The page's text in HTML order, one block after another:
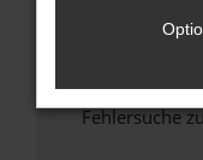
hast,
versuchen,
uns diesen
Fehlersuche